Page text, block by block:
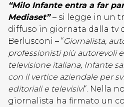
“Milo Infante entra a far
Mediaset” – si legge in un
diffuso in giornata dalla tv
Berlusconi – “Giornalista,
professionisti più autorevoli
televisione italiana, Infante
con il vertice aziendale per
editoriali e televisivi“. Nella
giornalista ha firmato un